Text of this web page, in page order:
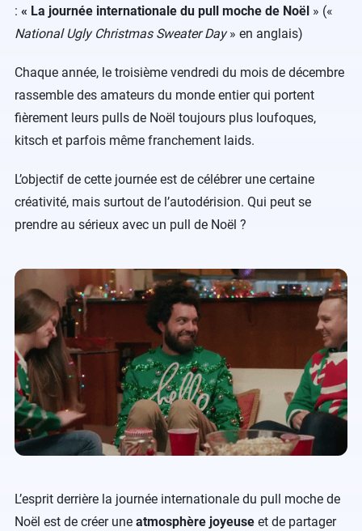
: « La journée internationale du pull moche de Noël » («
National Ugly Christmas Sweater Day» en anglais)
Chaque année, le troisième vendredi du mois de décembre
rassemble des amateurs du monde entier qui portent
fièrement leurs pulls de Noël toujours plus loufoques,
kitsch et parfois même franchement laids.
L’objectif de cette journée est de célébrer une certaine
créativité, mais surtout de l’autodérision. Qui peut se
prendre au sérieux avec un pull de Noël ?
L’esprit derrière la journée internationale du pull moche de
Noël est de créer une atmosphère joyeuse et de partager